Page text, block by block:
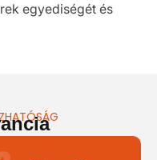
egyediségét és